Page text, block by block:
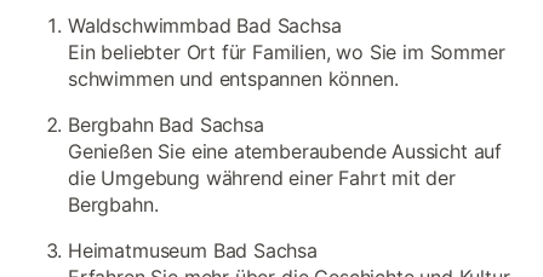
Waldschwimmbad Bad Sachsa
Ein beliebter Ort für Familien, wo Sie im Sommer
schwimmen und entspannen können.
Bergbahn Bad Sachsa
Genießen Sie eine atemberaubende Aussicht auf
die Umgebung während einer Fahrt mit der
Bergbahn.
Heimatmuseum Bad Sachsa